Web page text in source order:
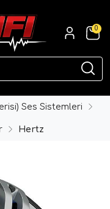
0
Ses Sistemleri
Hertz